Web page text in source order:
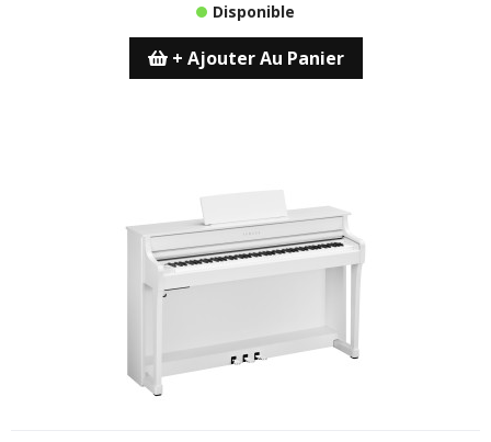
Disponible
+ Ajouter Au Panier